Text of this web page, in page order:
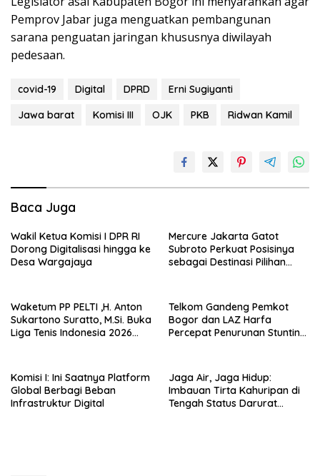
Pemprov Jabar juga menguatkan pembangunan
sarana penguatan jaringan khususnya diwilayah
pedesaan.
covid-19 Digital DPRD
Erni Sugiyanti
Jawa barat
Komisi III OJK PKB Ridwan Kamil
Baca Juga
Wakil Ketua Komisi I DPR RI
Dorong Digitalisasi hingga ke
Desa Wargajaya
Mercure Jakarta Gatot
Subroto Perkuat Posisinya
sebagai Destinasi Pilihan
Jakarta Selatan
Waketum PP PELTI ,H. Anton
Sukartono Suratto, M.Si. Buka
Liga Tenis Indonesia 2026
Telkom Gandeng Pemkot
Bogor dan LAZ Harfa
Percepat Penurunan Stunting
Komisi I: Ini Saatnya Platform
Global Berbagi Beban
Infrastruktur Digital
Jaga Air, Jaga Hidup:
Imbauan Tirta Kahuripan di
Tengah Status Darurat